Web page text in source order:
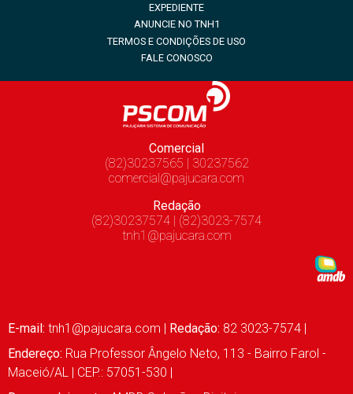
EXPEDIENTE
ANUNCIE NO TNH1
TERMOS E CONDIÇÕES DE USO
FALE CONOSCO
Comercial
(82)30237565 | 30237562
comercial@pajucara.com
Redação
(82)30237574 | (82)3023-7574
tnh1@pajucara.com
E-mail: tnh1@pajucara.com | Redação: 82 3023-7574 |
Endereço: Rua Professor Ângelo Neto, 113 - Bairro Farol -
Maceió/AL | CEP.: 57051-530 |